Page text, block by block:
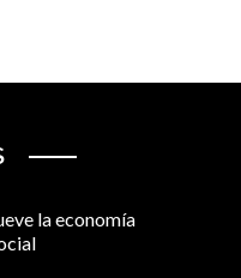
la economía